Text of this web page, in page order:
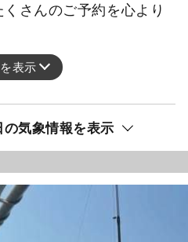
さんのご予約を心より
表示
の気象情報を表示